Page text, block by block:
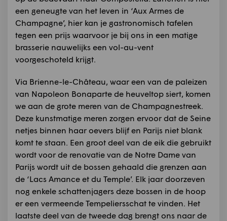
een geneugte van het leven in ‘Aux Armes de
Champagne’, hier kan je gastronomisch tafelen
tegen een prijs waarvoor je bij ons in een matige
brasserie nauwelijks een vol-au-vent
voorgeschoteld krijgt.
Via Brienne-le-Château, waar een van de paleizen
van Napoleon Bonaparte de heuveltop siert, komen
we aan de grote meren van de Champagnestreek.
Deze kunstmatige meren zorgen ervoor dat de Seine
netjes binnen haar oevers blijf en Parijs niet blank
komt te staan. Een groot deel van de eik die gebruikt
wordt voor de renovatie van de Notre Dame van
Parijs wordt uit de bossen gehaald die grenzen aan
de ‘Lacs Amance et du Temple’. Elk jaar doorzeven
nog enkele schattenjagers deze bossen in de hoop
er een vermeende Tempeliersschat te vinden. Het
laatste deel van de tweede dag brengt ons naar de